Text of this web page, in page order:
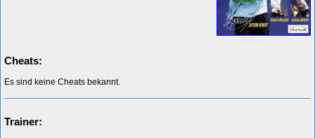
Cheats:
Es sind keine Cheats bekannt.
Trainer: